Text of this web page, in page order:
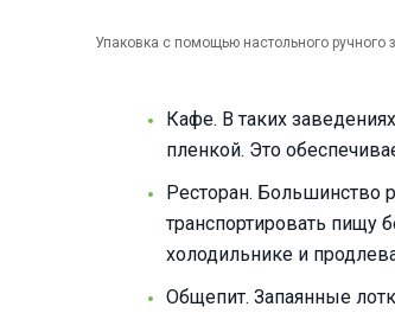
Упаковка с помощью настольного
Кафе. В таких
пленкой. Это
Ресторан. Большинство
транспортировать пищу
холодильнике и
Общепит. Запаянные